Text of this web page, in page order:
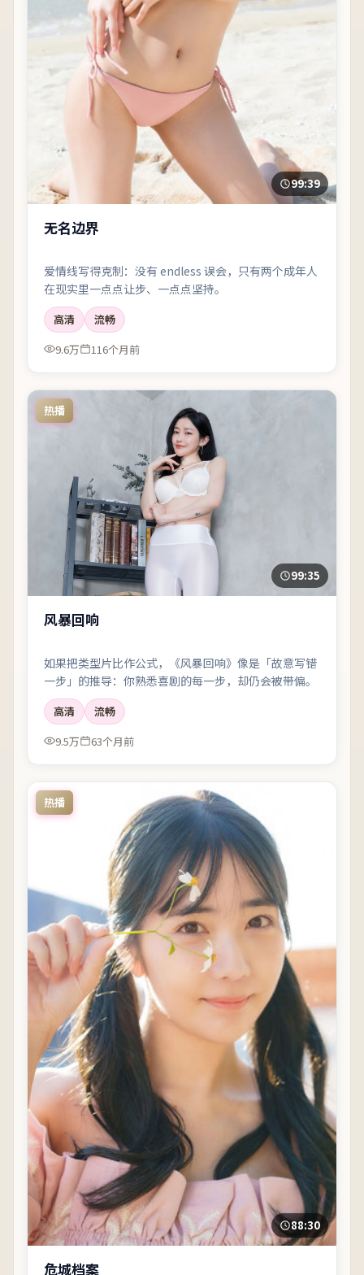
99:39
无名边界
爱情线写得克制：没有 endless 误会，只有两个成年人
在现实里一点点让步、一点点坚持。
高清
流畅
9.6万
116个月前
热播
99:35
风暴回响
如果把类型片比作公式，《风暴回响》像是「故意写错
一步」的推导：你熟悉喜剧的每一步，却仍会被带偏。
高清
流畅
9.5万
63个月前
热播
88:30
危城档案